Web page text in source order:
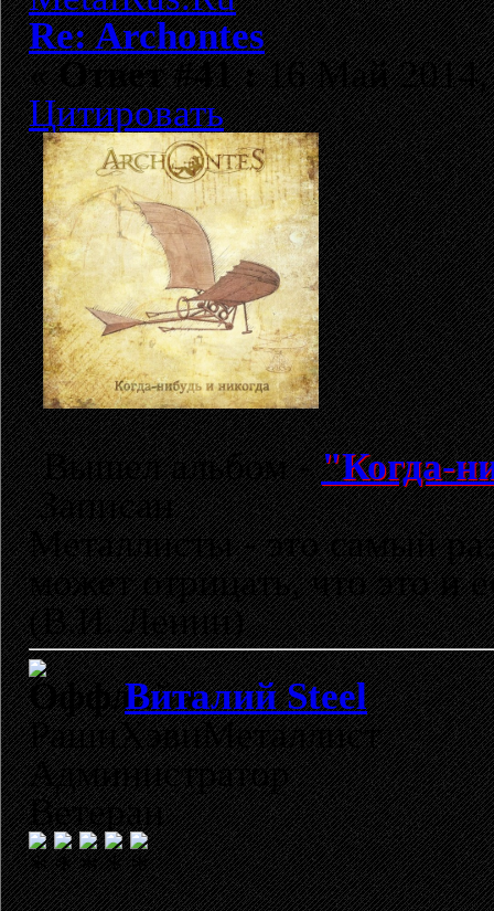
Re: Archontes
«Ответ #41 :16 Май 2014,
Цитировать
Вышел альбом -"Когда-
Записан
Металлисты - это самый
может отрицать, что это и
(В.И. Ленин)
Виталий Steel
РашнХэвиМеталлист
Администратор
Ветеран